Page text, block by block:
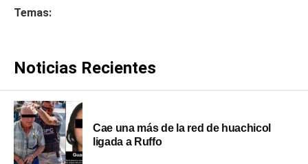
Temas:
Noticias Recientes
Cae una más de la red de huachicol
ligada a Ruffo